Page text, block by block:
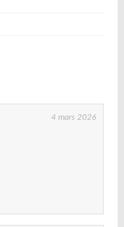
4 mars 2026